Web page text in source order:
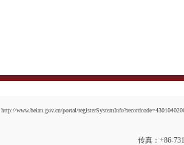
http://www.beian.gov.cn/portal/
传真：+86-